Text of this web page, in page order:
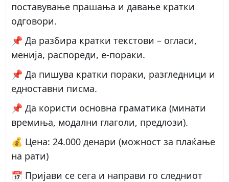
поставување прашања и давање кратки
одговори.
📌 Да разбира кратки текстови – огласи,
менија, распореди, е-пораки.
📌 Да пишува кратки пораки, разгледници и
едноставни писма.
📌 Да користи основна граматика (минати
времиња, модални глаголи, предлози).
💰 Цена: 24.000 денари (можност за плаќање
на рати)
📅 Пријави се сега и направи го следниот